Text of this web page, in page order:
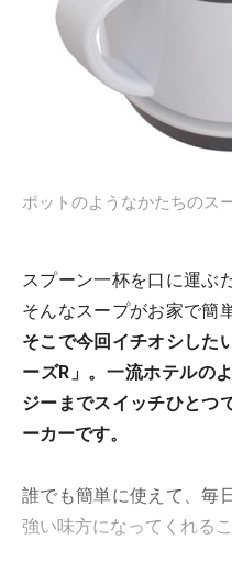
ポットのようなかたちのス
スプーン一杯を口に運ぶ
そんなスープがお家で簡
そこで今回イチオシした
ーズR」。一流ホテルの
ジーまでスイッチひとつ
ーカーです。
誰でも簡単に使えて、毎
強い味方になってくれる